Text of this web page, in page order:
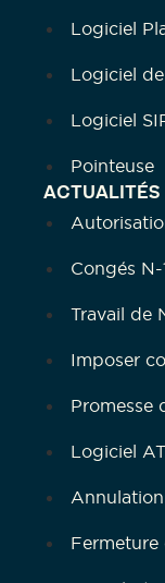
Logiciel
Logiciel
Logiciel
Pointeuse
ACTUALITÉS
Congés
Travail de
Imposer
Promesse
Logiciel